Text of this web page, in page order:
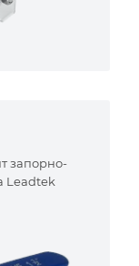
запорно-
Leadtek